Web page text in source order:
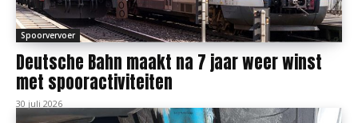
Spoorvervoer
Deutsche Bahn maakt na 7 jaar weer winst
met spooractiviteiten
30 juli 2026